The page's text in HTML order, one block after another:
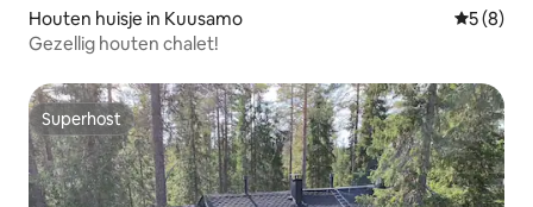
Houten huisje in Kuusamo
5 (8)
Gezellig houten chalet!
Superhost
Superhost